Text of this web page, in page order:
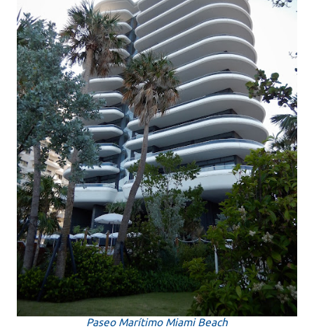
Paseo Marítimo Miami Beach